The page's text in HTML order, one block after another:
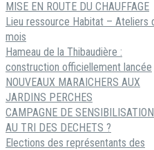
MISE EN ROUTE DU CHAUFFAGE
Lieu ressource Habitat – Ateliers
mois
Hameau de la Thibaudière :
construction officiellement lancée
NOUVEAUX MARAICHERS AUX
JARDINS PERCHES
CAMPAGNE DE SENSIBILISATION
AU TRI DES DECHETS ?
Elections des représentants des